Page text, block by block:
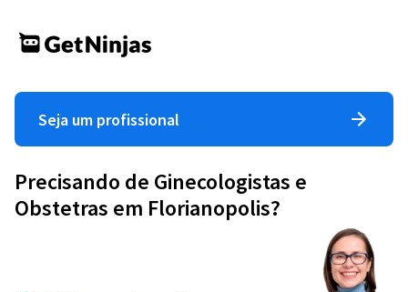
Seja um profissional
Precisando de Ginecologistas e
Obstetras em Florianopolis?